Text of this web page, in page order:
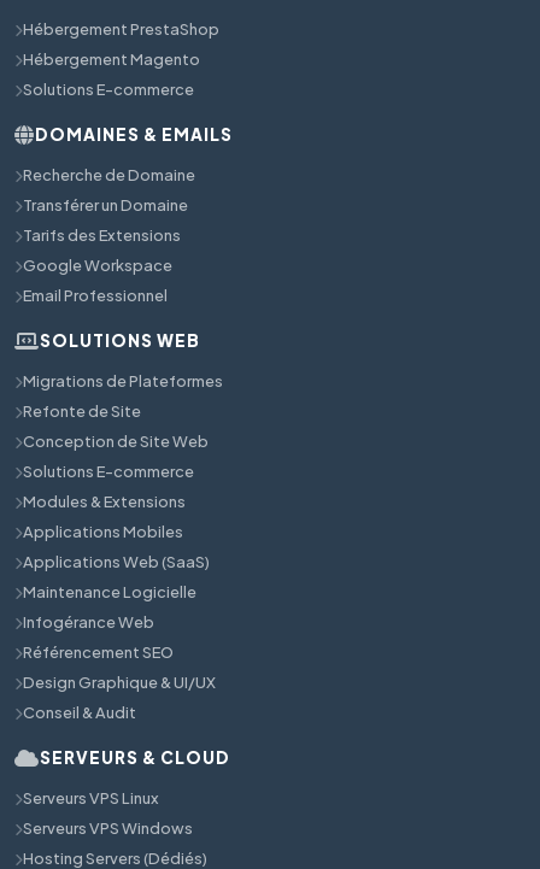
Hébergement PrestaShop
Hébergement Magento
Solutions E-commerce
DOMAINES & EMAILS
Recherche de Domaine
Transférer un Domaine
Tarifs des Extensions
Google Workspace
Email Professionnel
SOLUTIONS WEB
Migrations de Plateformes
Refonte de Site
Conception de Site Web
Solutions E-commerce
Modules & Extensions
Applications Mobiles
Applications Web (SaaS)
Maintenance Logicielle
Infogérance Web
Référencement SEO
Design Graphique & UI/UX
Conseil & Audit
SERVEURS & CLOUD
Serveurs VPS Linux
Serveurs VPS Windows
Hosting Servers (Dédiés)